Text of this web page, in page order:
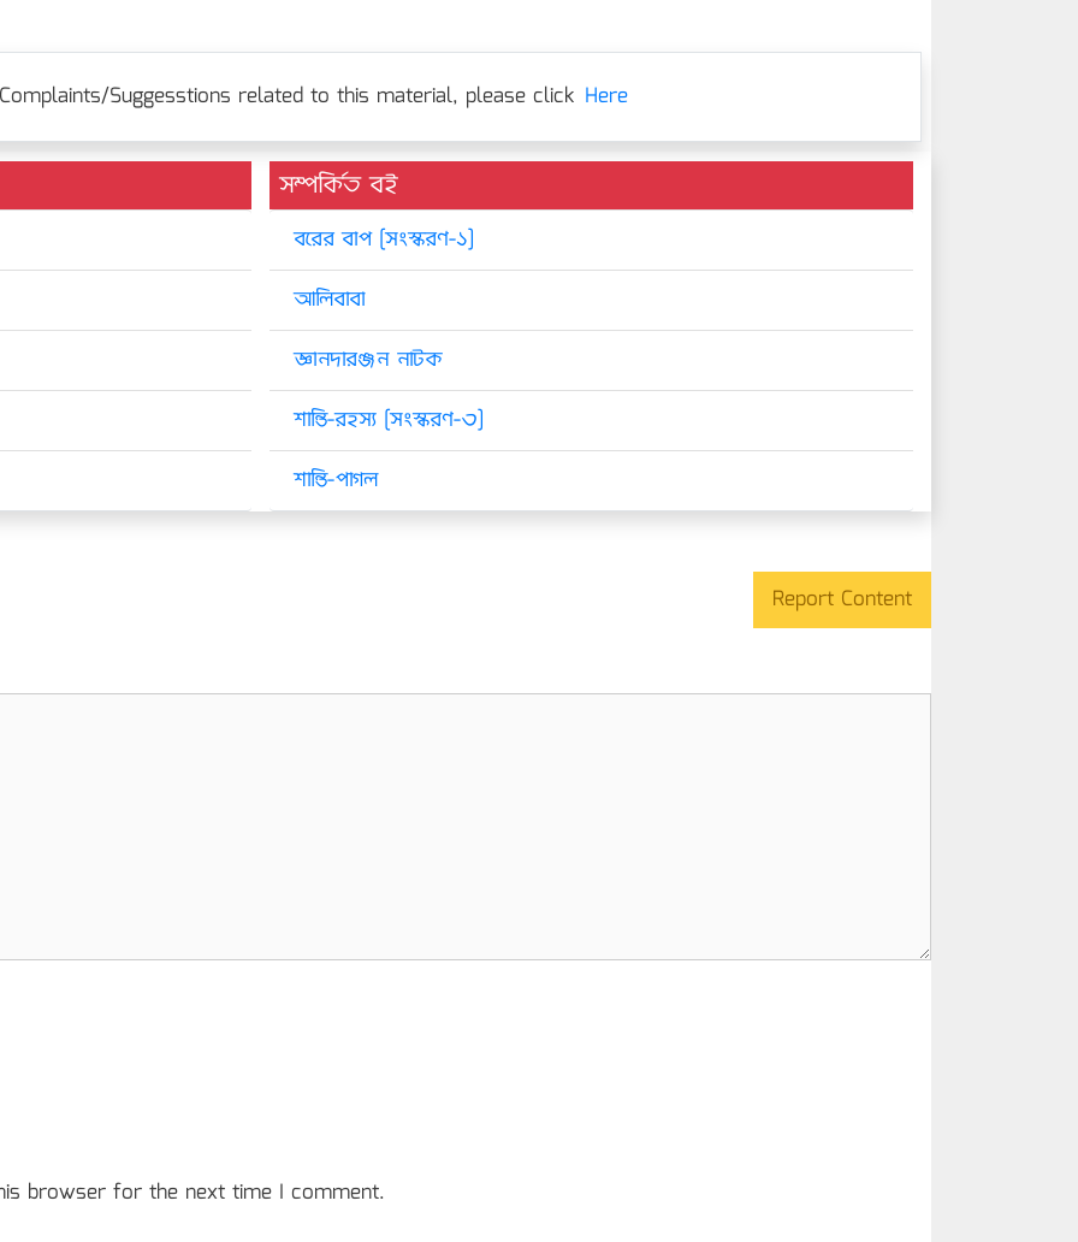
Suggesstions related to this material, please click Here
সম্পর্কিত বই
বরের বাপ [সংস্করণ-১]
আলিবাবা
জ্ঞানদারঞ্জন নাটক
শান্তি-রহস্য [সংস্করণ-৩]
শান্তি-পাগল
Report Content
browser for the next time I comment.